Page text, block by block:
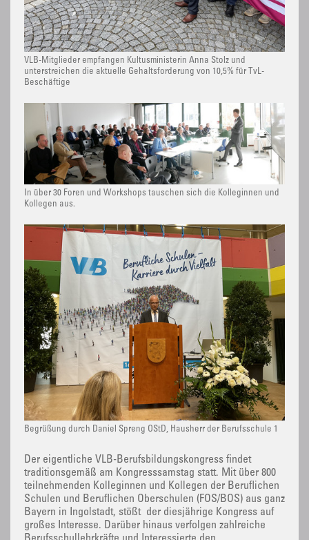
VLB-Mitglieder empfangen Kultusministerin Anna Stolz und
unterstreichen die aktuelle Gehaltsforderung von 10,5% für TvL-
Beschäftige
In über 30 Foren und Workshops tauschen sich die Kolleginnen und
Kollegen aus.
Begrüßung durch Daniel Spreng OStD, Hausherr der Berufsschule 1
Der eigentliche VLB-Berufsbildungskongress findet
traditionsgemäß am Kongresssamstag statt. Mit über 800
teilnehmenden Kolleginnen und Kollegen der Beruflichen
Schulen und Beruflichen Oberschulen (FOS/BOS) aus ganz
Bayern in Ingolstadt, stößt der diesjährige Kongress auf
großes Interesse. Darüber hinaus verfolgen zahlreiche